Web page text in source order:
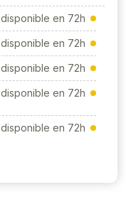
disponible en 72h
disponible en 72h
disponible en 72h
disponible en 72h
disponible en 72h